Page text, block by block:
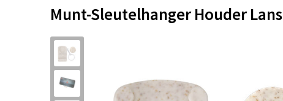
Munt-Sleutelhanger Houder